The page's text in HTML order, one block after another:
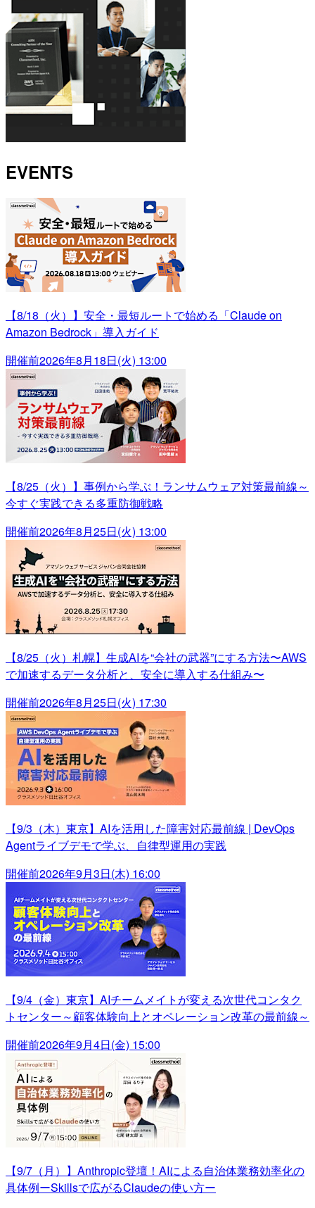
EVENTS
【8/18（火）】安全・最短ルートで始める「Claude on
Amazon Bedrock」導入ガイド
開催前2026年8月18日(火) 13:00
【8/25（火）】事例から学ぶ！ランサムウェア対策最前線～
今すぐ実践できる多重防御戦略
開催前2026年8月25日(火) 13:00
【8/25（火）札幌】生成AIを“会社の武器”にする方法〜AWS
で加速するデータ分析と、安全に導入する仕組み〜
開催前2026年8月25日(火) 17:30
【9/3（木）東京】AIを活用した障害対応最前線 | DevOps
Agentライブデモで学ぶ、自律型運用の実践
開催前2026年9月3日(木) 16:00
【9/4（金）東京】AIチームメイトが変える次世代コンタク
トセンター～顧客体験向上とオペレーション改革の最前線～
開催前2026年9月4日(金) 15:00
【9/7（月）】Anthropic登壇！AIによる自治体業務効率化の
具体例ーSkillsで広がるClaudeの使い方ー